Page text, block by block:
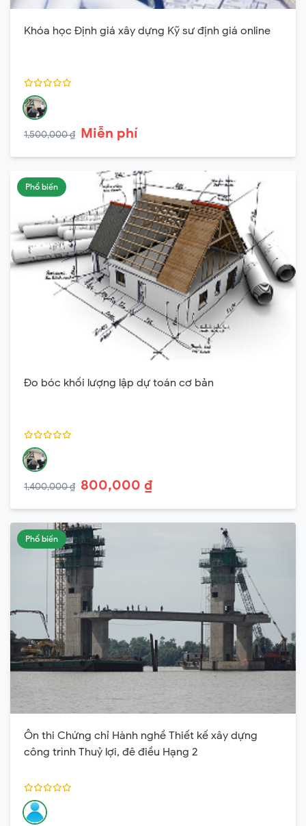
Khóa học Định giá xây dựng Kỹ sư định giá online
1,500,000 ₫ Miễn phí
Phổ biến
Đo bóc khối lượng lập dự toán cơ bản
1,400,000 ₫ 800,000 ₫
Phổ biến
Ôn thi Chứng chỉ Hành nghề Thiết kế xây dựng
công trình Thuỷ lợi, đê điều Hạng 2